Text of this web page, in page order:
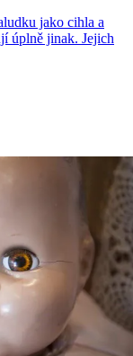
jako cihla a
úplně jinak. Jejich